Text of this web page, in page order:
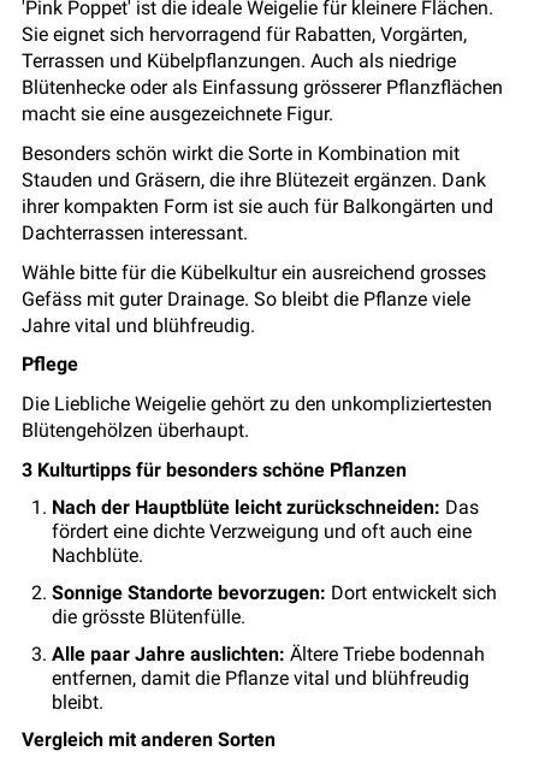
'Pink Poppet' ist die ideale Weigelie für kleinere Flächen.
Sie eignet sich hervorragend für Rabatten, Vorgärten,
Terrassen und Kübelpflanzungen. Auch als niedrige
Blütenhecke oder als Einfassung grösserer Pflanzflächen
macht sie eine ausgezeichnete Figur.
Besonders schön wirkt die Sorte in Kombination mit
Stauden und Gräsern, die ihre Blütezeit ergänzen. Dank
ihrer kompakten Form ist sie auch für Balkongärten und
Dachterrassen interessant.
Wähle bitte für die Kübelkultur ein ausreichend grosses
Gefäss mit guter Drainage. So bleibt die Pflanze viele
Jahre vital und blühfreudig.
Pflege
Die Liebliche Weigelie gehört zu den unkompliziertesten
Blütengehölzen überhaupt.
3 Kulturtipps für besonders schöne Pflanzen
Nach der Hauptblüte leicht zurückschneiden: Das
fördert eine dichte Verzweigung und oft auch eine
Nachblüte.
Sonnige Standorte bevorzugen: Dort entwickelt sich
die grösste Blütenfülle.
Alle paar Jahre auslichten: Ältere Triebe bodennah
entfernen, damit die Pflanze vital und blühfreudig
bleibt.
Vergleich mit anderen Sorten